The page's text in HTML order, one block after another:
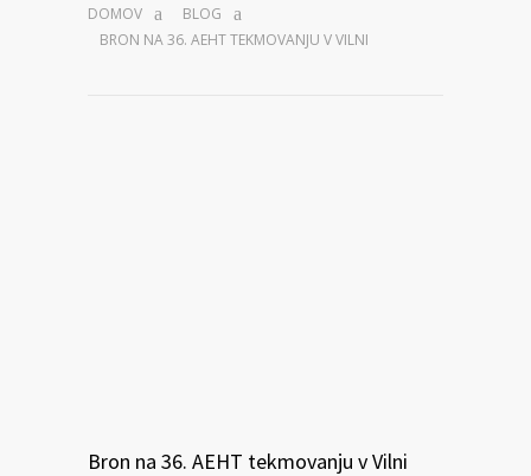
DOMOV
BLOG
BRON NA 36. AEHT TEKMOVANJU V VILNI
Bron na 36. AEHT tekmovanju v Vilni